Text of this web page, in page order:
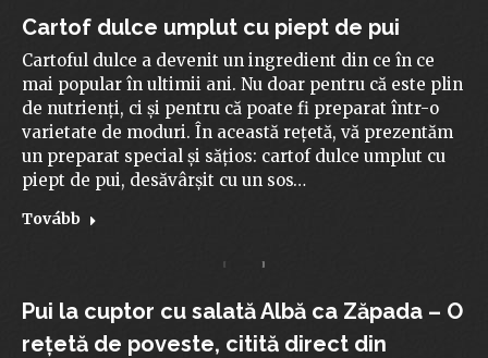
Cartof dulce umplut cu piept de pui
Cartoful dulce a devenit un ingredient din ce în ce
mai popular în ultimii ani. Nu doar pentru că este plin
de nutrienți, ci și pentru că poate fi preparat într-o
varietate de moduri. În această rețetă, vă prezentăm
un preparat special și sățios: cartof dulce umplut cu
piept de pui, desăvârșit cu un sos…
Tovább
Pui la cuptor cu salată Albă ca Zăpada – O
rețetă de poveste, citită direct din